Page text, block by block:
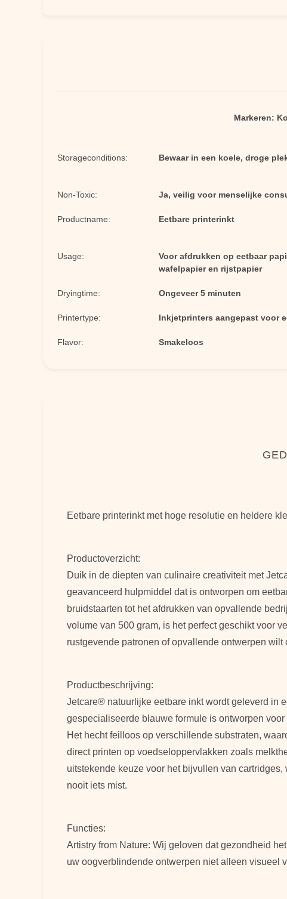
Markeren:
Storageconditions: Bewaar in een koele, droge
Non-Toxic: Ja, veilig voor menselijke
Productname: Eetbare printerinkt
Usage:
Voor afdrukken op eetbaar
wafelpapier en rijstpapier
Dryingtime: Ongeveer 5 minuten
Printertype: Inkjetprinters aangepast voor
Flavor: Smakeloos
Eetbare printerinkt met hoge resolutie en heldere
Productoverzicht:
Duik in de diepten van culinaire creativiteit met
geavanceerd hulpmiddel dat is ontworpen om
bruidstaarten tot het afdrukken van opvallende
volume van 500 gram, is het perfect geschikt voor
rustgevende patronen of opvallende ontwerpen
Productbeschrijving:
Jetcare® natuurlijke eetbare inkt wordt geleverd in
gespecialiseerde blauwe formule is ontworpen
Het hecht feilloos op verschillende substraten,
direct printen op voedseloppervlakken zoals
uitstekende keuze voor het bijvullen van
nooit iets mist.
Functies:
Artistry from Nature: Wij geloven dat gezondheid
uw oogverblindende ontwerpen niet alleen visueel